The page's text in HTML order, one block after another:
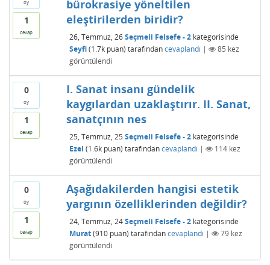
oy
1
cevap
bürokrasiye yöneltilen
eleştirilerden biridir?
26, Temmuz, 26 Seçmeli Felsefe - 2kategorisinde
Seyfi (1.7kpuan) tarafından cevaplandı | 85 kez
görüntülendi
0
oy
1
cevap
I. Sanat insanı gündelik
kaygılardan uzaklaştırır. II. Sanat,
sanatçının nes
25, Temmuz, 25 Seçmeli Felsefe - 2kategorisinde
Ezel (1.6kpuan) tarafından cevaplandı | 114kez
görüntülendi
0
oy
1
cevap
Aşağıdakilerden hangisi estetik
yargının özelliklerinden değildir?
24, Temmuz, 24 Seçmeli Felsefe - 2kategorisinde
Murat (910puan) tarafından cevaplandı | 79kez
görüntülendi